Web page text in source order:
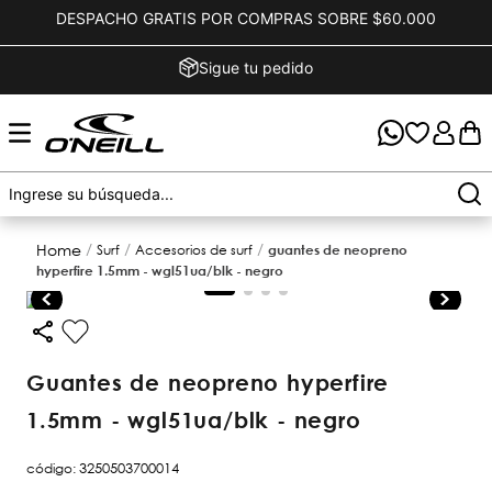
DESPACHO GRATIS POR COMPRAS SOBRE $60.000
Sigue tu pedido
surf accesorios de surf
guantes de neopreno
hyperfire 1.5mm - wgl51ua/blk - negro
guantes de neopreno hyperfire
1.5mm - wgl51ua/blk - negro
código:3250503700014